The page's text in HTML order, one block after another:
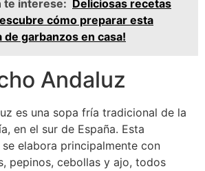
te interese: Deliciosas recetas
cómo preparar esta
garbanzos en casa!
Andaluz
es una sopa fría tradicional de la
en el sur de España. Esta
elabora principalmente con
pepinos, cebollas y ajo, todos